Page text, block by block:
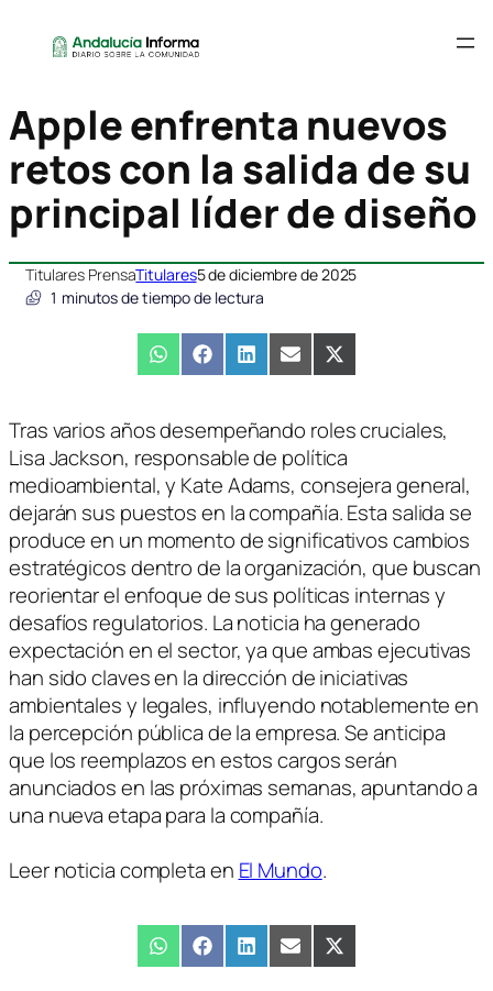
Apple enfrenta nuevos
retos con la salida de su
principal líder de diseño
Titulares PrensaTitulares5 de diciembre de 2025
1 minutos de tiempo de lectura
Compartir
en
WhatsAppCompartir
en
FacebookCompartir
en
LinkedInCompartir
en
EmailCompartir
en
X
(Twitter)
Tras varios años desempeñando roles cruciales,
Lisa Jackson, responsable de política
medioambiental, y Kate Adams, consejera general,
dejarán sus puestos en la compañía. Esta salida se
produce en un momento de significativos cambios
estratégicos dentro de la organización, que buscan
reorientar el enfoque de sus políticas internas y
desafíos regulatorios. La noticia ha generado
expectación en el sector, ya que ambas ejecutivas
han sido claves en la dirección de iniciativas
ambientales y legales, influyendo notablemente en
la percepción pública de la empresa. Se anticipa
que los reemplazos en estos cargos serán
anunciados en las próximas semanas, apuntando a
una nueva etapa para la compañía.
Leer noticia completa en El Mundo.
Compartir
en
WhatsAppCompartir
en
FacebookCompartir
en
LinkedInCompartir
en
EmailCompartir
en
X
(Twitter)